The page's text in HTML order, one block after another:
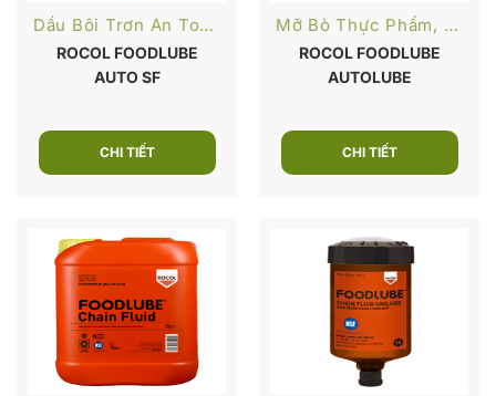
Dầu Bôi Trơn An Toàn Thực Phẩm
ROCOL FOODLUBE
AUTO SF
CHI TIẾT
Mỡ Bò Thực Phẩm, Dược Phẩm
ROCOL FOODLUBE
AUTOLUBE
CHI TIẾT